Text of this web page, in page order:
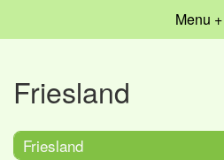
Menu +
Friesland
Friesland